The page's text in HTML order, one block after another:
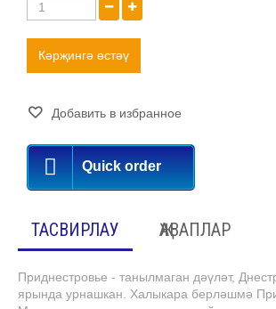
Кәрҗингә өстәү
Добавить в избранное
Quick order
ТАСВИРЛАУ ҖАВАПЛАР
Приднестровье - танылмаган дәүләт,
ярында урнашкан. Халыкара берләшмә